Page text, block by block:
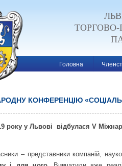
Головна
КОНФЕРЕНЦІЮ
року у Львові відбулася V
– представники компаній,